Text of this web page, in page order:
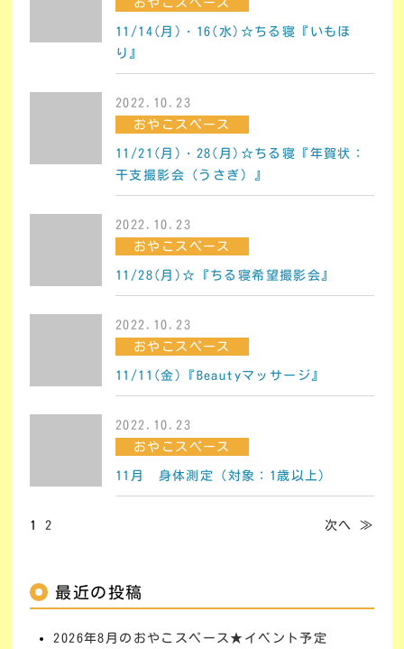
おやこスペース
11/14(月)・16(水)☆ちる寝『いもほ
り』
2022.10.23
おやこスペース
11/21(月)・28(月)☆ちる寝『年賀状：
干支撮影会（うさぎ）』
2022.10.23
おやこスペース
11/28(月)☆『ちる寝希望撮影会』
2022.10.23
おやこスペース
11/11(金)『Beautyマッサージ』
2022.10.23
おやこスペース
11月 身体測定（対象：1歳以上）
1 2 次へ ≫
最近の投稿
2026年8月のおやこスペース★イベント予定